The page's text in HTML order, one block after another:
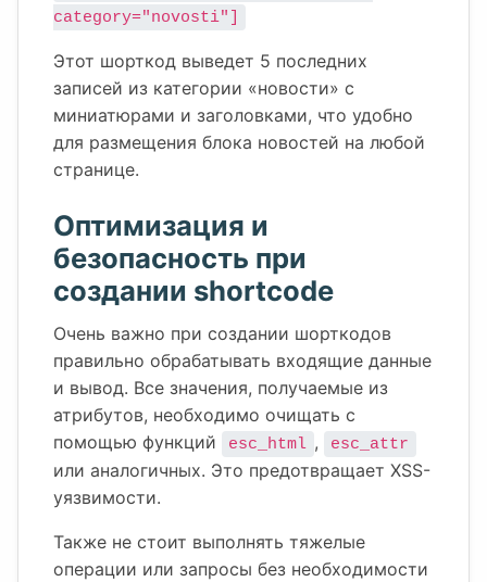
category="novosti"]
Этот шорткод выведет 5 последних
записей из категории «новости» с
миниатюрами и заголовками, что удобно
для размещения блока новостей на любой
странице.
Оптимизация и
безопасность при
создании shortcode
Очень важно при создании шорткодов
правильно обрабатывать входящие данные
и вывод. Все значения, получаемые из
атрибутов, необходимо очищать с
помощью функций
esc_html , esc_attr
или аналогичных. Это предотвращает XSS-
уязвимости.
Также не стоит выполнять тяжелые
операции или запросы без необходимости